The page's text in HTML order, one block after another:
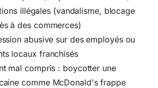
illégales (vandalisme, blocage
à des commerces)
abusive sur des employés ou
locaux franchisés
mal compris : boycotter une
comme McDonald's frappe